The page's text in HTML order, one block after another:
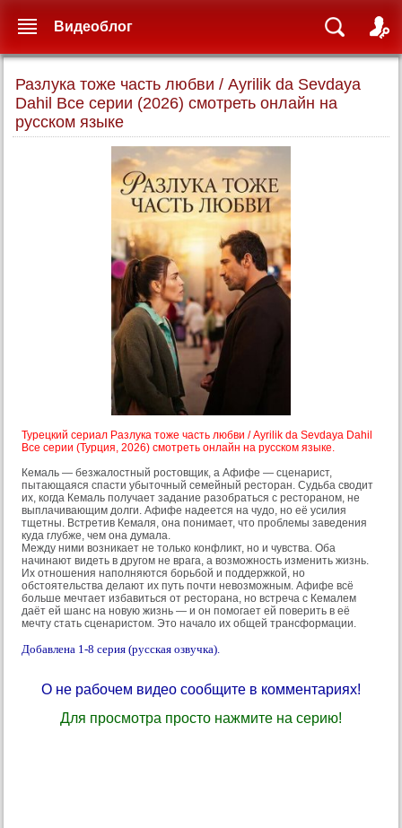
Разлука тоже часть любви / Ayrilik da Sevdaya
Dahil Все серии (2026) смотреть онлайн на
русском языке
Турецкий сериал Разлука тоже часть любви / Ayrilik da Sevdaya Dahil
Все серии (Турция, 2026) смотреть онлайн на русском языке.
Кемаль — безжалостный ростовщик, а Афифе — сценарист,
пытающаяся спасти убыточный семейный ресторан. Судьба сводит
их, когда Кемаль получает задание разобраться с рестораном, не
выплачивающим долги. Афифе надеется на чудо, но её усилия
тщетны. Встретив Кемаля, она понимает, что проблемы заведения
куда глубже, чем она думала.
Между ними возникает не только конфликт, но и чувства. Оба
начинают видеть в другом не врага, а возможность изменить жизнь.
Их отношения наполняются борьбой и поддержкой, но
обстоятельства делают их путь почти невозможным. Афифе всё
больше мечтает избавиться от ресторана, но встреча с Кемалем
даёт ей шанс на новую жизнь — и он помогает ей поверить в её
мечту стать сценаристом. Это начало их общей трансформации.
Добавлена 1-8 серия (русская озвучка).
О не рабочем видео сообщите в комментариях!
Для просмотра просто нажмите на серию!
Видеоблог